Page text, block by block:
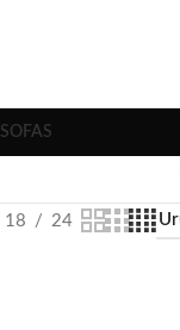
SOFAS
18 24